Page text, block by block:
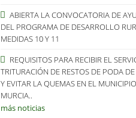
ABIERTA LA CONVOCATORIA DE
DEL PROGRAMA DE DESARROLLO
MEDIDAS 10 Y 11
REQUISITOS PARA RECIBIR EL
TRITURACIÓN DE RESTOS DE PODA DE
Y EVITAR LA QUEMAS EN EL
MURCIA..
más noticias